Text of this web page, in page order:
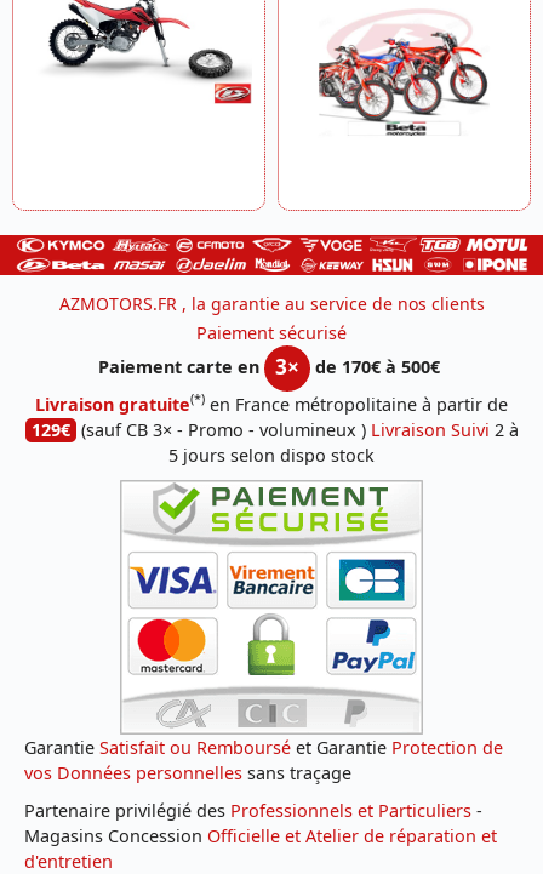
AZMOTORS.FR , la garantie au service de nos clients
Paiement sécurisé
Paiement carte en
3×
de 170€ à 500€
Livraison gratuite(*) en France métropolitaine à partir de
129€ (sauf CB 3× - Promo - volumineux ) Livraison Suivi 2 à
5 jours selon dispo stock
Garantie Satisfait ou Remboursé et Garantie Protection de
vos Données personnelles sans traçage
Partenaire privilégié des Professionnels et Particuliers -
Magasins Concession Officielle et Atelier de réparation et
d'entretien